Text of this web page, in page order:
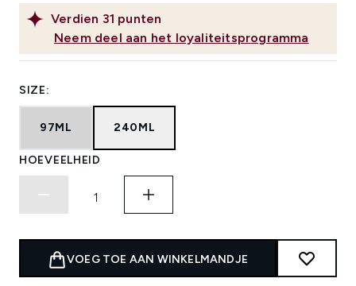
Verdien 31 punten
Neem deel aan het loyaliteitsprogramma
SIZE:
97ML 240ML
HOEVEELHEID
VOEG TOE AAN WINKELMANDJE